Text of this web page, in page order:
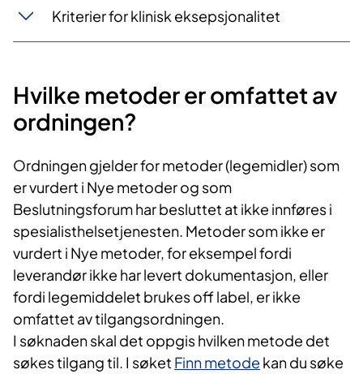
Kriterier for klinisk eksepsjonalitet
Hvilke metoder er omfattet av
ordningen?
Ordningen gjelder for metoder (legemidler) som
er vurdert i Nye metoder og som
Beslutningsforum har besluttet at ikke innføres i
spesialisthelsetjenesten. Metoder som ikke er
vurdert i Nye metoder, for eksempel fordi
leverandør ikke har levert dokumentasjon, eller
fordi legemiddelet brukes off label, er ikke
omfattet av tilgangsordningen.
I søknaden skal det oppgis hvilken metode det
søkes tilgang til. I søket Finn metode kan du søke